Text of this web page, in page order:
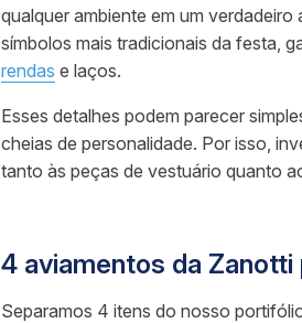
qualquer ambiente em um
símbolos mais tradicionais da festa,
rendas e laços.
Esses detalhes podem parecer
cheias de personalidade. Por isso,
tanto às peças de vestuário quanto
4 aviamentos da
Separamos 4 itens do nosso